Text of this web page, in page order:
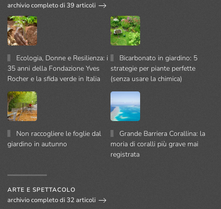
archivio completo di 39 articoli
Ecologia, Donne e Resilienza: i
35 anni della Fondazione Yves
Rocher e la sfida verde in Italia
Bicarbonato in giardino: 5
strategie per piante perfette
(senza usare la chimica)
Non raccogliere le foglie dal
giardino in autunno
Grande Barriera Corallina: la
moria di coralli più grave mai
registrata
ARTE E SPETTACOLO
archivio completo di 32 articoli